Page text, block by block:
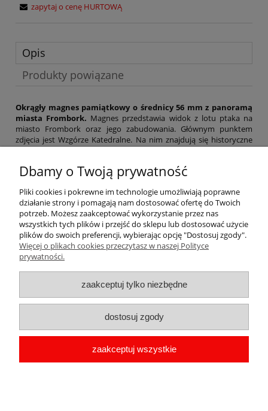
zapytaj o cenę HURTOWĄ
Opis
Produkty powiązane
Okrągły magnes pamiątkowy o średnicy 56 mm z panoramą
miasta Frombork. Magnes przedstawia widok z lotu ptaka na
miasto Frombork oraz jego zabudowania. Głównym punktem
zdjęcia jest Wzgórze Katedralne. Na nim znajdują się historyczne
Zapraszamy do współpracy sklepiki i stoiska z pamiątkami, kioski,
kwiaciarnie, pensjonaty, hotele. Nie znalazłeś w naszej ofercie
pamiątek z Twojego regionu. Napisz do nas, przygotujemy nowe
projekty. Więcej na temat zakupów hurtowych znajdziesz na
stroniehurtowania magnesów pamiątkowych.
Pomoc
Płatności i dostawa
Informacje
O nas
Dbamy o Twoją prywatność
Pliki cookies i pokrewne im technologie umożliwiają poprawne
działanie strony i pomagają nam dostosować ofertę do Twoich
potrzeb. Możesz zaakceptować wykorzystanie przez nas
wszystkich tych plików i przejść do sklepu lub dostosować użycie
plików do swoich preferencji, wybierając opcję "Dostosuj zgody".
Więcej o plikach cookies przeczytasz w naszej Polityce
prywatności.
zaakceptuj tylko niezbędne
dostosuj zgody
zaakceptuj wszystkie